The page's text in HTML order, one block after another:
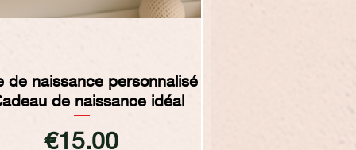
Quick View
de naissance personnalisé
de naissance idéal
Price
€15.00